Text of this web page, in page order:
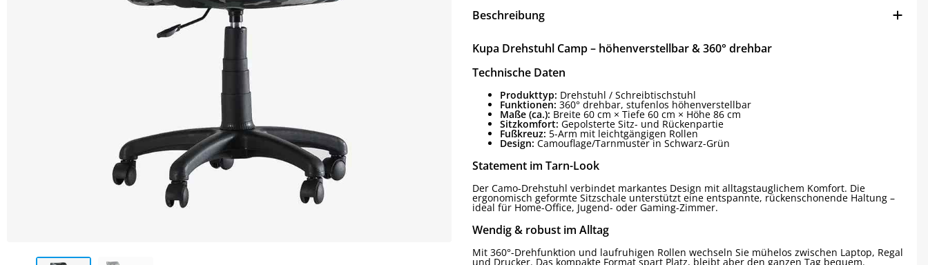
Beschreibung
Kupa Drehstuhl Camp – höhenverstellbar & 360° drehbar
Technische Daten
Produkttyp: Drehstuhl / Schreibtischstuhl
Funktionen: 360° drehbar, stufenlos höhenverstellbar
Maße (ca.): Breite 60 cm × Tiefe 60 cm × Höhe 86 cm
Sitzkomfort: Gepolsterte Sitz- und Rückenpartie
Fußkreuz: 5-Arm mit leichtgängigen Rollen
Design: Camouflage/Tarnmuster in Schwarz-Grün
Statement im Tarn-Look
Der Camo-Drehstuhl verbindet markantes Design mit alltags­tauglichem Komfort. Die
ergonomisch geformte Sitzschale unterstützt eine entspannte, rückenschonende Haltung –
ideal für Home-Office, Jugend- oder Gaming-Zimmer.
Wendig & robust im Alltag
Mit 360°-Drehfunktion und laufruhigen Rollen wechseln Sie mühelos zwischen Laptop, Regal
und Drucker. Das kompakte Format spart Platz, bleibt aber den ganzen Tag bequem.